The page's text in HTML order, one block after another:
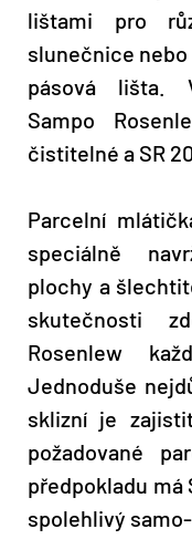
lištami pro
slunečnice
pásová lišta.
Sampo
čistitelné a SR
Parcelní
speciálně
plochy a
skutečnosti
Rosenlew
Jednoduše
sklizní je
požadované
předpokladu má
spolehlivý